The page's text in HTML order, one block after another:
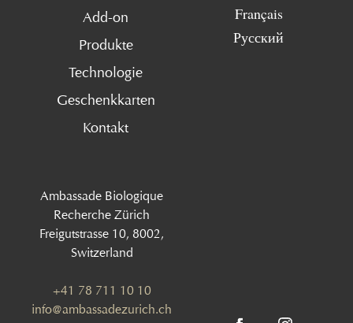
Add-on
Produkte
Technologie
Geschenkkarten
Kontakt
Français
Русский
Ambassade Biologique
Recherche Zürich
Freigutstrasse 10, 8002,
Switzerland
+41 78 711 10 10
info@ambassadezurich.ch